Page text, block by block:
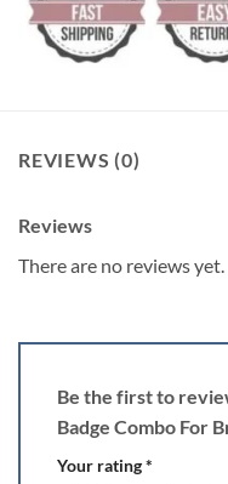
REVIEWS (0)
Reviews
There are no reviews yet.
Be the first to
Badge Combo For
Your rating*